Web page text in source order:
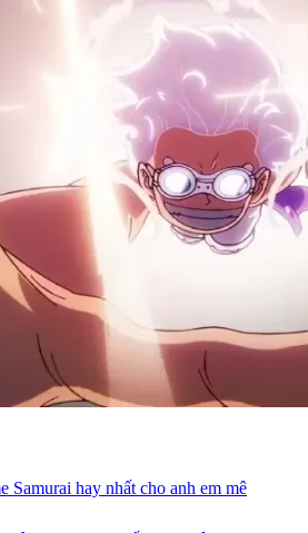
Samurai hay nhất cho anh em mê